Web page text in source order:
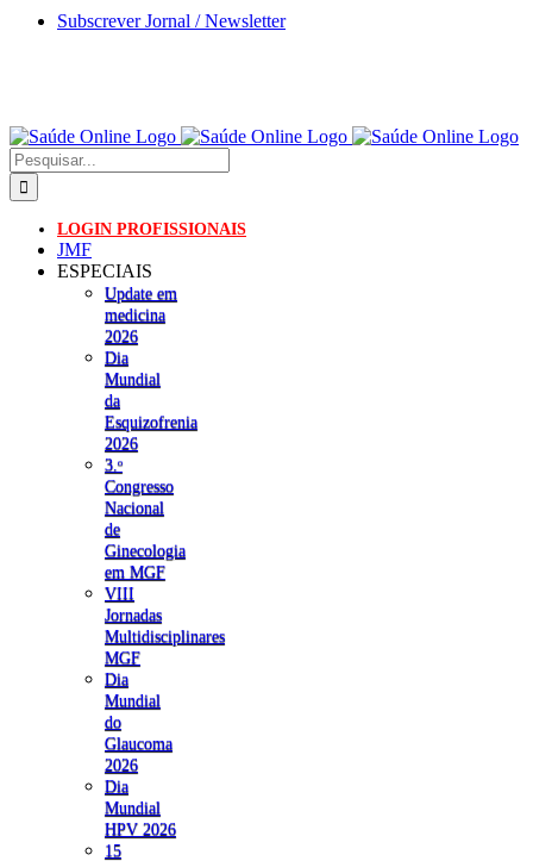
Skip
Subscrever Jornal / Newsletter
Pesquisar
LOGIN PROFISSIONAIS
JMF
ESPECIAIS
Update em
medicina
2026
Dia
Mundial
da
Esquizofrenia
2026
3.ᵒ
Congresso
Nacional
de
Ginecologia
em MGF
VIII
Jornadas
Multidisciplinares
MGF
Dia
Mundial
do
Glaucoma
2026
Dia
Mundial
HPV 2026
15